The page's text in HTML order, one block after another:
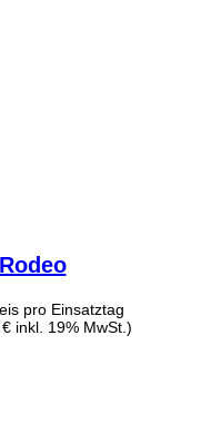
pro Einsatztag
inkl. 19% MwSt.)